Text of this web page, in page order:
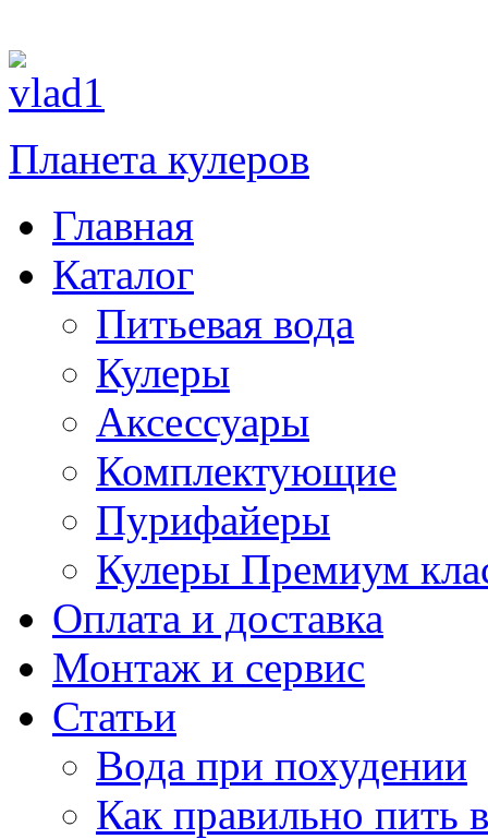
Планета кулеров
Главная
Каталог
Питьевая вода
Кулеры
Аксессуары
Комплектующие
Пурифайеры
Кулеры Премиум
Оплата и доставка
Монтаж и сервис
Статьи
Вода при похудении
Как правильно пить